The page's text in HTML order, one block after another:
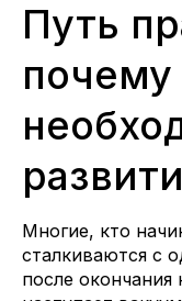
Путь
Многие, кто
сталкиваются с
после окончания